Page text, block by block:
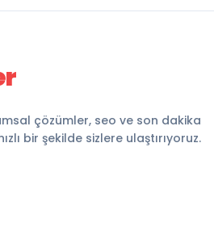
çözümler, seo ve son dakika
bir şekilde sizlere ulaştırıyoruz.